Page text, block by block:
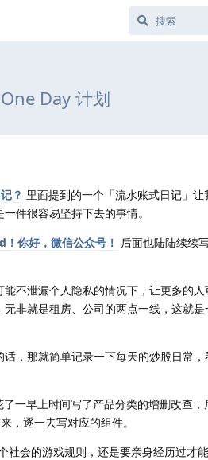
Day 计划
？ 里面提到的一个「流水账式日记」让
件很容易坚持下去的事情。
你好，微信公众号！ 后面也陆陆续续写
不泄漏个人隐私的情况下，让更多的人
非就是租房、公司的两点一线，这就是
，那就简单记录一下每天的炒股日常，
一早上时间写了产品分类的增删改查，
逐一去写对应的组件。
社会的游戏规则，还是要亲身经历过才能